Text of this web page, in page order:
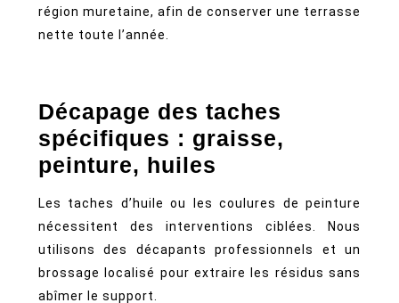
région muretaine, afin de conserver une terrasse
nette toute l’année.
Décapage des taches
spécifiques : graisse,
peinture, huiles
Les taches d’huile ou les coulures de peinture
nécessitent des interventions ciblées. Nous
utilisons des décapants professionnels et un
brossage localisé pour extraire les résidus sans
abîmer le support.